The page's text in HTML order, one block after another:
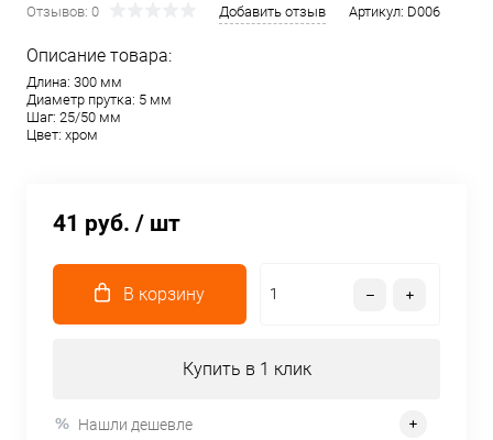
Отзывов: 0 Добавить отзыв Артикул: D006
Описание товара:
Длина: 300 мм
Диаметр прутка: 5 мм
Шаг: 25/50 мм
Цвет: хром
41 руб. / шт
В корзину
Купить в 1 клик
Нашли дешевле